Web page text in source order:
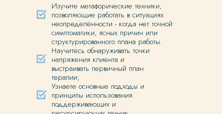
Изучите метафорические техники,
позволяющие работать в ситуациях
неопределённости - когда нет точной
симптоматики, ясных причин или
структурированного плана работы.
Научитесь обнаруживать точки
напряжения клиента и
выстраивать первичный план
терапии;
Узнаете основные подходы и
принципы использования
поддерживающих и